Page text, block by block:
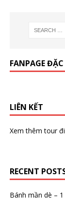
FANPAGE
LIÊN KẾT
Xem thêmtour
RECENT
Bánh mần dè –